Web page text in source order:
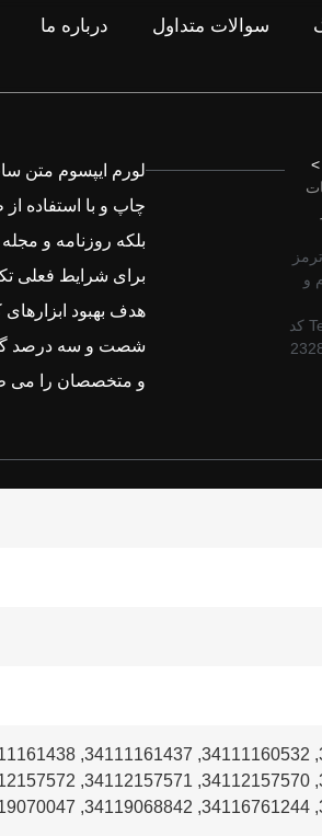
سوالات متداول درباره ما
>
و
Textar کد
لورم ایپسوم متن
چاپ و با استفاده
بلکه روزنامه و
برای شرایط فعلی
هدف بهبود ابزارهای
شصت و سه درصد
و متخصصان را می